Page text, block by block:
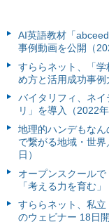
AI英語教材「
事例動画を公開（
すららネット、「
め方と活用成功事例
バイタリフィ、ネ
リ」を導入（2022
地理的ハンデもな
で繋がる地域・世
日）
オープンスクール
「考える力を育む
すららネット、私
のウェビナー 18日